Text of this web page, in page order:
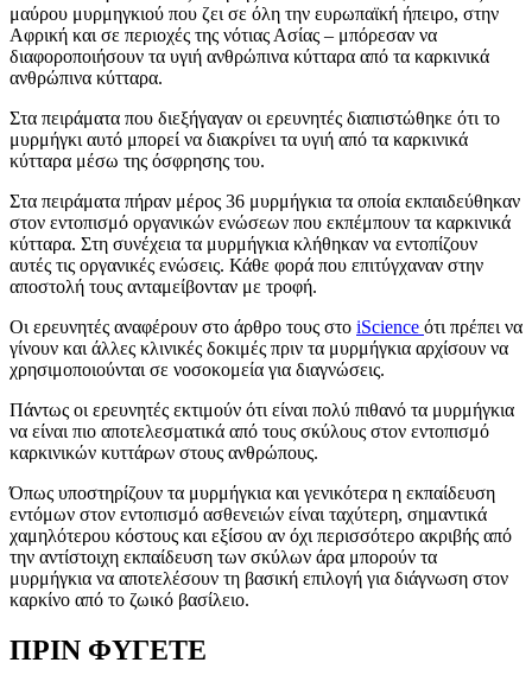
μαύρου μυρμηγκιού που ζει σε όλη την ευρωπαϊκή ήπειρο, στην
Αφρική και σε περιοχές της νότιας Ασίας – μπόρεσαν να
διαφοροποιήσουν τα υγιή ανθρώπινα κύτταρα από τα καρκινικά
ανθρώπινα κύτταρα.
Στα πειράματα που διεξήγαγαν οι ερευνητές διαπιστώθηκε ότι το
μυρμήγκι αυτό μπορεί να διακρίνει τα υγιή από τα καρκινικά
κύτταρα μέσω της όσφρησης του.
Στα πειράματα πήραν μέρος 36 μυρμήγκια τα οποία εκπαιδεύθηκαν
στον εντοπισμό οργανικών ενώσεων που εκπέμπουν τα καρκινικά
κύτταρα. Στη συνέχεια τα μυρμήγκια κλήθηκαν να εντοπίζουν
αυτές τις οργανικές ενώσεις. Κάθε φορά που επιτύγχαναν στην
αποστολή τους ανταμείβονταν με τροφή.
Οι ερευνητές αναφέρουν στο άρθρο τους στο iScience ότι πρέπει να
γίνουν και άλλες κλινικές δοκιμές πριν τα μυρμήγκια αρχίσουν να
χρησιμοποιούνται σε νοσοκομεία για διαγνώσεις.
Πάντως οι ερευνητές εκτιμούν ότι είναι πολύ πιθανό τα μυρμήγκια
να είναι πιο αποτελεσματικά από τους σκύλους στον εντοπισμό
καρκινικών κυττάρων στους ανθρώπους.
Όπως υποστηρίζουν τα μυρμήγκια και γενικότερα η εκπαίδευση
εντόμων στον εντοπισμό ασθενειών είναι ταχύτερη, σημαντικά
χαμηλότερου κόστους και εξίσου αν όχι περισσότερο ακριβής από
την αντίστοιχη εκπαίδευση των σκύλων άρα μπορούν τα
μυρμήγκια να αποτελέσουν τη βασική επιλογή για διάγνωση στον
καρκίνο από το ζωικό βασίλειο.
ΠΡΙΝ ΦΥΓΕΤΕ